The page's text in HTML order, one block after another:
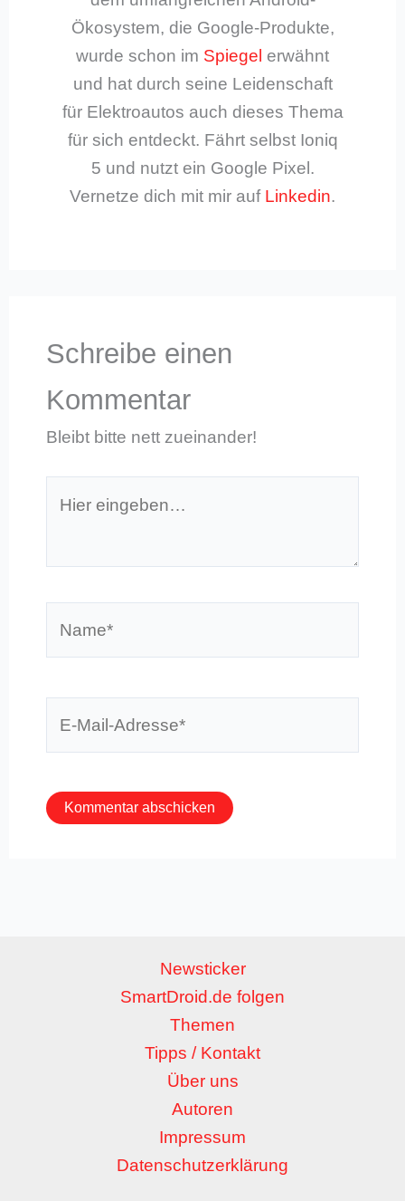
Ökosystem, die Google-Produkte,
wurde schon im Spiegel erwähnt
und hat durch seine Leidenschaft
für Elektroautos auch dieses Thema
für sich entdeckt. Fährt selbst Ioniq
5 und nutzt ein Google Pixel.
Vernetze dich mit mir auf Linkedin.
Schreibe einen
Kommentar
Bleibt bitte nett zueinander!
eingeben…
Newsticker
SmartDroid.de folgen
Themen
Tipps / Kontakt
Über uns
Autoren
Impressum
Datenschutzerklärung